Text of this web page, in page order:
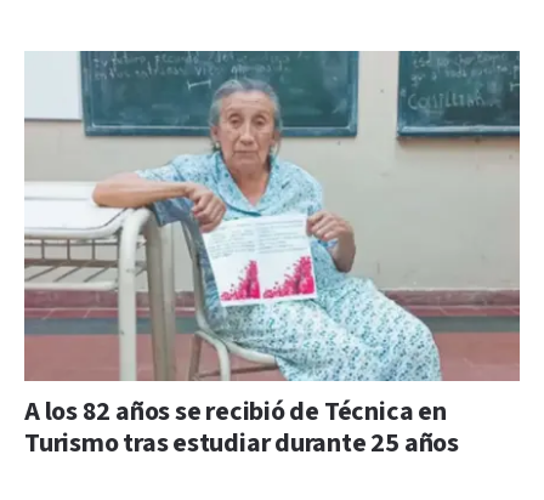
A los 82 años se recibió de Técnica en
Turismo tras estudiar durante 25 años